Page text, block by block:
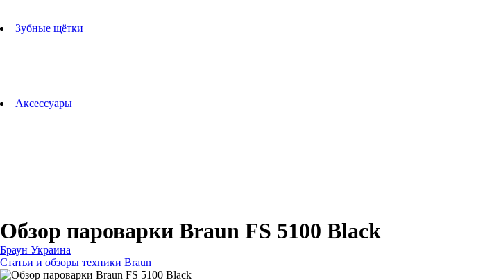
Зубные щётки
Аксессуары
Обзор пароварки Braun FS 5100 Black
Браун Украина
Статьи и обзоры техники Braun